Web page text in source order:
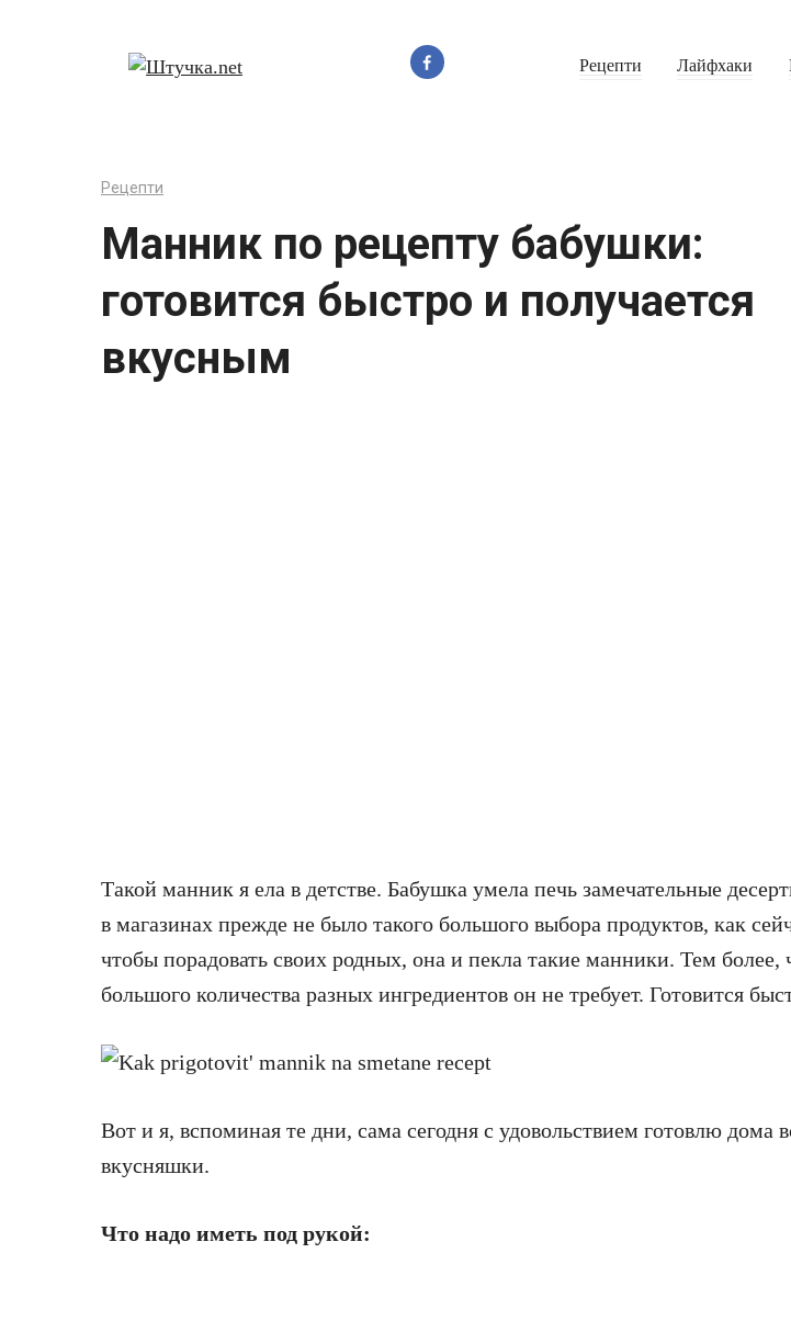
Рецепти Лайфхаки
Рецепти
Манник по рецепту бабушки:
готовится быстро и получается
вкусным
Такой манник я ела в детстве. Бабушка умела печь замечательные
в магазинах прежде не было такого большого выбора продуктов, как
чтобы порадовать своих родных, она и пекла такие манники. Тем более,
большого количества разных ингредиентов он не требует. Готовится
Вот и я, вспоминая те дни, сама сегодня с удовольствием готовлю дома
вкусняшки.
Что надо иметь под рукой: